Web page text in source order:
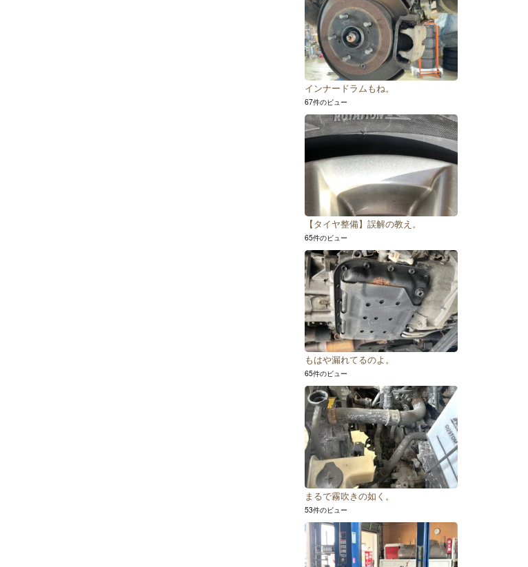
インナードラムもね。
67件のビュー
【タイヤ整備】誤解の教え。
65件のビュー
もはや漏れてるのよ。
65件のビュー
まるで霧吹きの如く。
53件のビュー